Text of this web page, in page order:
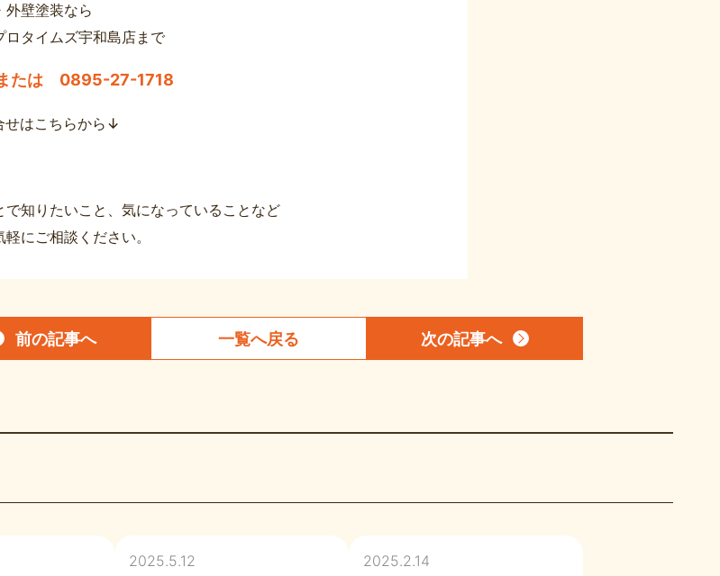
外壁塗装なら
ロタイムズ宇和島店まで
たは 0895-27-1718
せはこちらから↓
で知りたいこと、気になっていることなど
にご相談ください。
前の記事へ 一覧へ戻る 次の記事へ
2025.5.12 2025.2.14